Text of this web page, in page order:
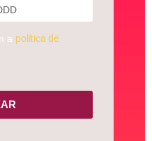
a política de